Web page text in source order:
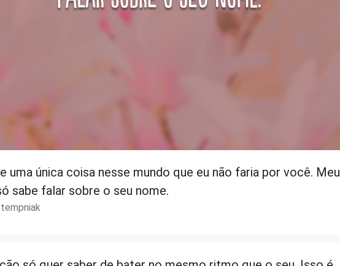
uma única coisa nesse mundo que eu não faria por você. Meu
sabe falar sobre o seu nome.